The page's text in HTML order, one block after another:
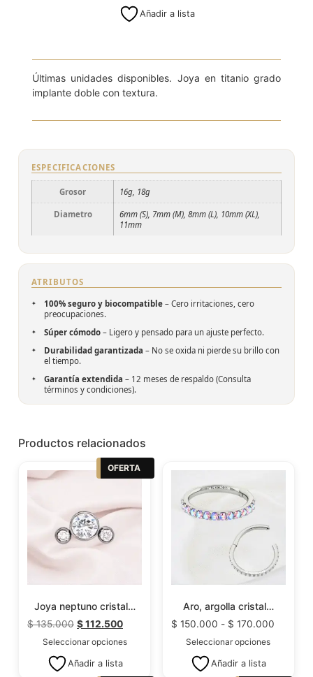
Añadir a lista
Últimas unidades disponibles. Joya en titanio grado
implante doble con textura.
ESPECIFICACIONES
Grosor 16g, 18g
Diametro
6mm (S), 7mm (M), 8mm (L), 10mm (XL),
11mm
ATRIBUTOS
100% seguro y biocompatible – Cero irritaciones, cero
preocupaciones.
Súper cómodo – Ligero y pensado para un ajuste perfecto.
Durabilidad garantizada – No se oxida ni pierde su brillo con
el tiempo.
Garantía extendida – 12 meses de respaldo (Consulta
términos y condiciones).
Productos relacionados
OFERTA
Joya neptuno cristal…
$135.000 $112.500
Seleccionar opciones
Añadir a lista
Aro, argolla cristal…
$ 150.000 - $ 170.000
Seleccionar opciones
Añadir a lista